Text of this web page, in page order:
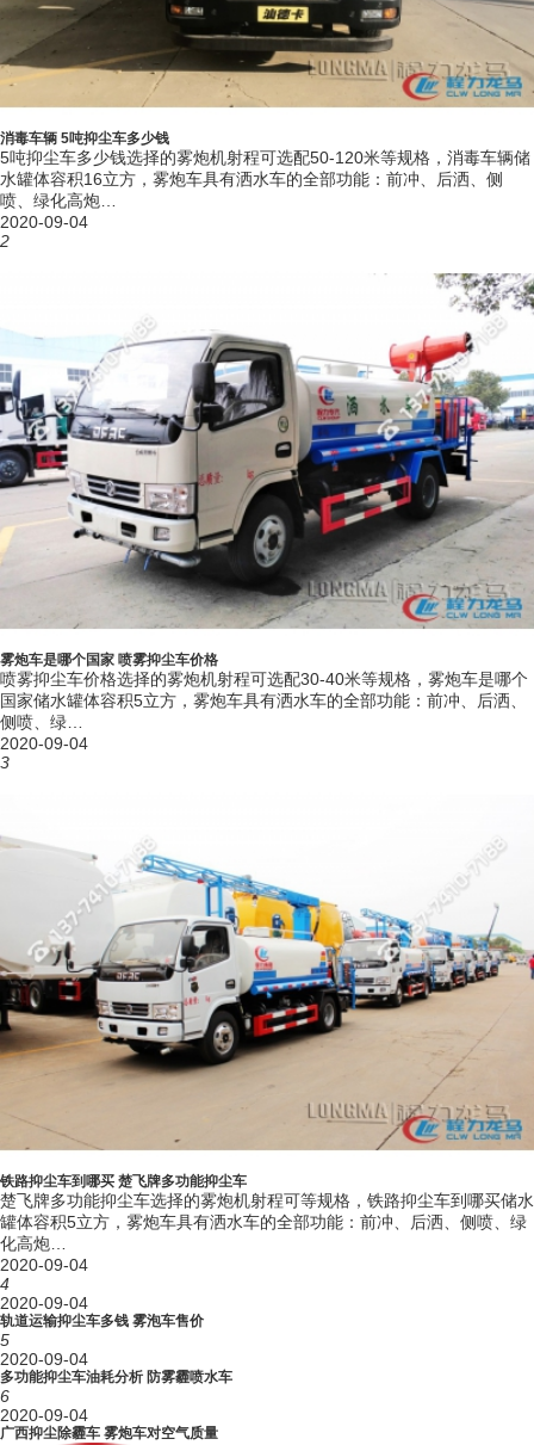
四、抑尘车的推荐选择方案：
1）30米射程左右的需求可选择小型抑尘车或在常见的洒水车尾部进行加
2）更远射程需求需选择更专业的多功能抑尘车，其选择雾炮机更加灵
活。
3）道路运输、铁路或轨道运输等需要进行表面封层，抑制扬尘飘洒，则
4）用于移动式消毒杀菌，选择多功能抑尘式消毒车和洒水车式雾炮消毒
5）用于固定厂区大门或路口，对车辆行驶通过时进行消毒，可选车辆通
过消毒车（由铁路抑尘车改装优化设计）。
东风天锦绿化喷洒雾炮车主要性能参数
本
参
数
产品型
CLW5180GPSE6型绿化喷洒车
生产地
址
湖北随州南郊汽车工业园B区5幢抑尘车专业厂
外形尺
寸
3800,3950,4200,4500,4700,5000,5300,5800
底盘轴
2
底盘轴
荷 (kg) 6500/11500
整备质
量 (kg)
7680,7400
总质量
(kg)
18000
(kg)
10125,10190,10405,10470
接近角/
离去角
(°)
15/12
前悬/后
悬
(mm)
(km/h)
准乘人
数 (人)
轮胎规
10.00R20 18PR，275/80R22.5 18PR
轮胎数
6+1(备胎)
消毒车辆 5吨抑尘车多少钱
5吨抑尘车多少钱选择的雾炮机射程可选配50-120米等规格，消毒车辆储
水罐体容积16立方，雾炮车具有洒水车的全部功能：前冲、后洒、侧
喷、绿化高炮…
2020-09-04
2
雾炮车是哪个国家 喷雾抑尘车价格
喷雾抑尘车价格选择的雾炮机射程可选配30-40米等规格，雾炮车是哪个
国家储水罐体容积5立方，雾炮车具有洒水车的全部功能：前冲、后洒、
侧喷、绿…
2020-09-04
3
铁路抑尘车到哪买 楚飞牌多功能抑尘车
楚飞牌多功能抑尘车选择的雾炮机射程可等规格，铁路抑尘车到哪买储水
罐体容积5立方，雾炮车具有洒水车的全部功能：前冲、后洒、侧喷、绿
化高炮…
2020-09-04
4
2020-09-04
轨道运输抑尘车多钱 雾泡车售价
5
2020-09-04
多功能抑尘车油耗分析 防雾霾喷水车
6
2020-09-04
广西抑尘除霾车 雾炮车对空气质量